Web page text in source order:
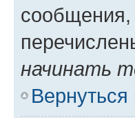
начинать
Вернуться